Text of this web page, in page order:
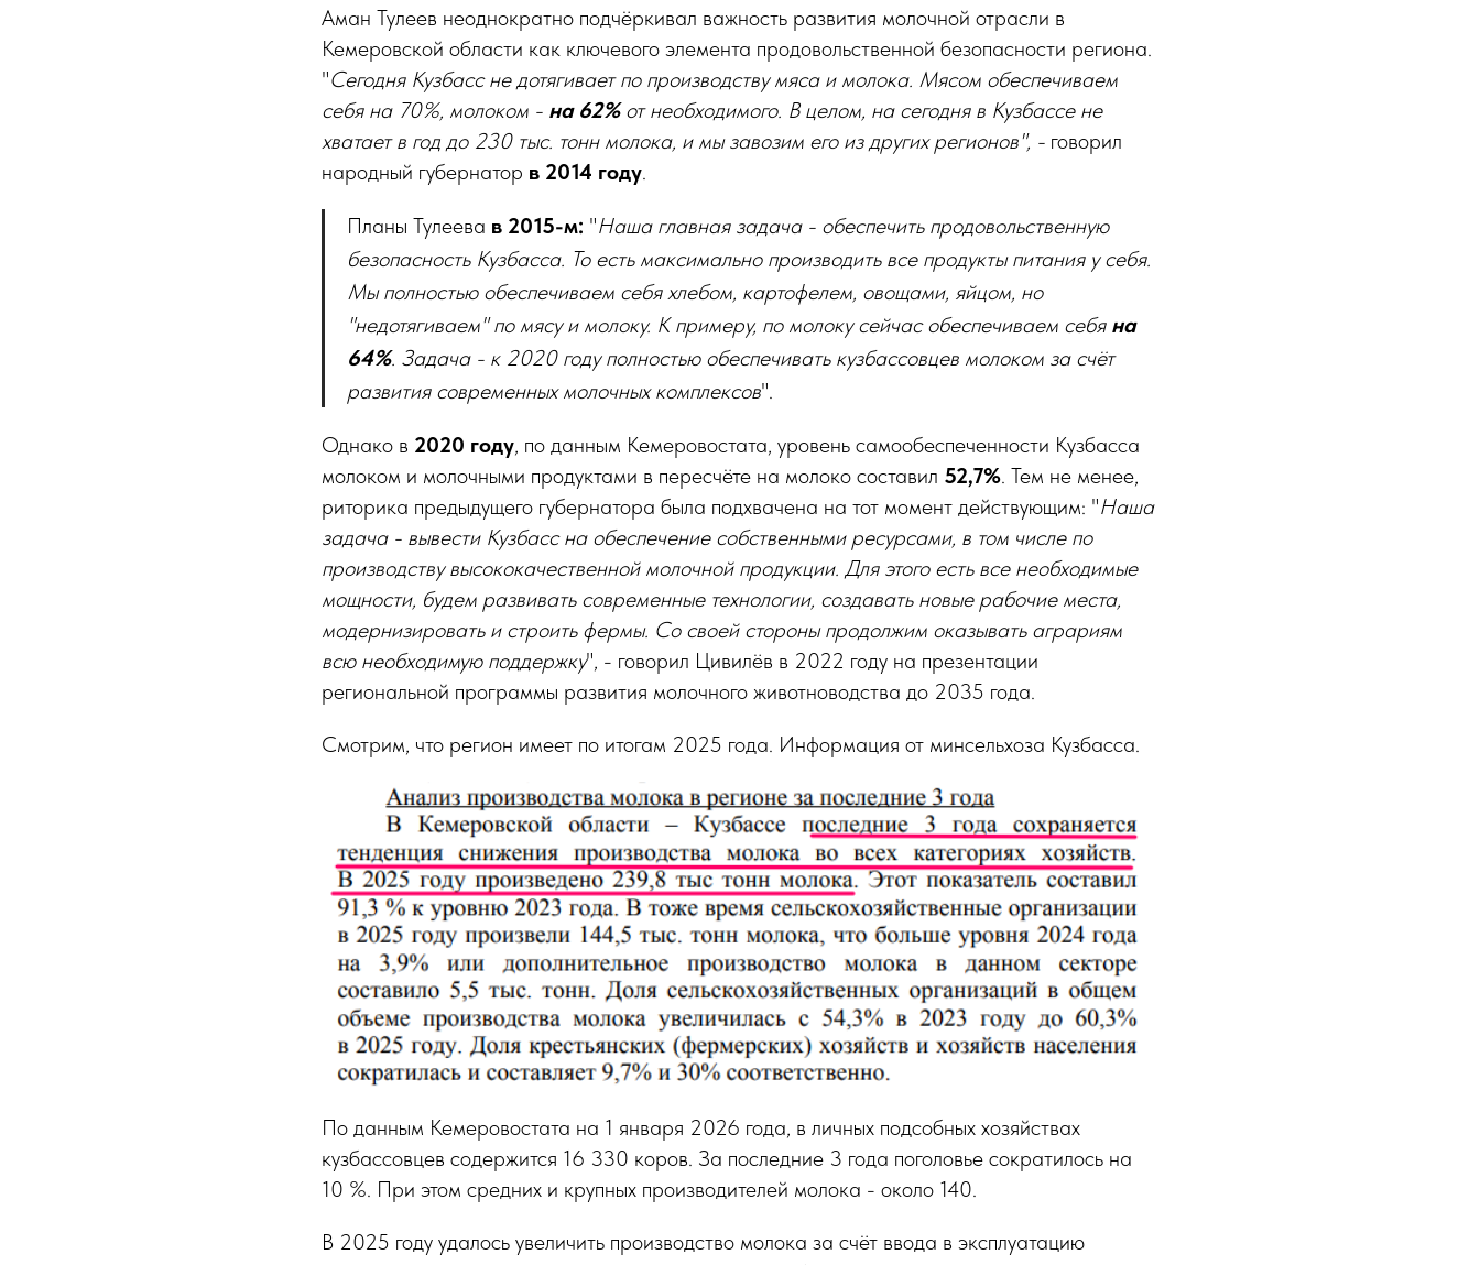
Аман Тулеев неоднократно подчёркивал важность развития молочной отрасли в
Кемеровской области как ключевого элемента продовольственной безопасности региона.
"Сегодня Кузбасс не дотягивает по производству мяса и молока. Мясом обеспечиваем
себя на 70%, молоком - на 62%от необходимого. В целом, на сегодня в Кузбассе не
хватает в год до 230 тыс. тонн молока, и мы завозим его из других регионов", - говорил
народный губернатор в 2014 году.
Планы Тулеева в 2015-м: "Наша главная задача - обеспечить продовольственную
безопасность Кузбасса. То есть максимально производить все продукты питания у себя.
Мы полностью обеспечиваем себя хлебом, картофелем, овощами, яйцом, но
"недотягиваем" по мясу и молоку. К примеру, по молоку сейчас обеспечиваем себя на
64%. Задача - к 2020 году полностью обеспечивать кузбассовцев молоком за счёт
развития современных молочных комплексов".
Однако в 2020 году, по данным Кемеровостата, уровень самообеспеченности Кузбасса
молоком и молочными продуктами в пересчёте на молоко составил 52,7%. Тем не менее,
риторика предыдущего губернатора была подхвачена на тот момент действующим: "Наша
задача - вывести Кузбасс на обеспечение собственными ресурсами, в том числе по
производству высококачественной молочной продукции. Для этого есть все необходимые
мощности, будем развивать современные технологии, создавать новые рабочие места,
модернизировать и строить фермы. Со своей стороны продолжим оказывать аграриям
всю необходимую поддержку", - говорил Цивилёв в 2022 году на презентации
региональной программы развития молочного животноводства до 2035 года.
Смотрим, что регион имеет по итогам 2025 года. Информация от минсельхоза Кузбасса.
По данным Кемеровостата на 1 января 2026 года, в личных подсобных хозяйствах
кузбассовцев содержится 16 330 коров. За последние 3 года поголовье сократилось на
10 %. При этом средних и крупных производителей молока - около 140.
В 2025 году удалось увеличить производство молока за счёт ввода в эксплуатацию